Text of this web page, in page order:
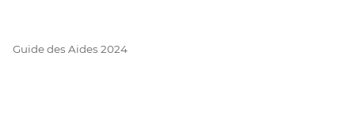
Guide des Aides 2024